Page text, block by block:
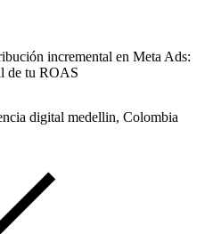
incremental en Meta Ads:
de tu ROAS